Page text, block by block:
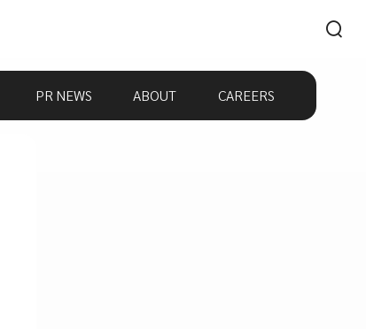
PR NEWS ABOUT CAREERS